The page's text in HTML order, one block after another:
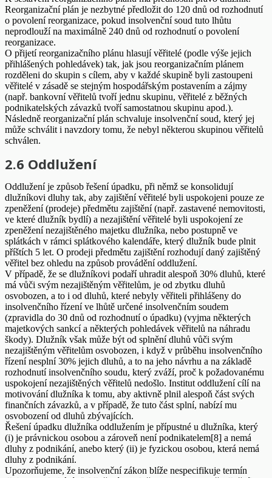
Reorganizační plán je nezbytné předložit do 120 dnů od rozhodnutí
o povolení reorganizace, pokud insolvenční soud tuto lhůtu
neprodlouží na maximálně 240 dnů od rozhodnutí o povolení
reorganizace.
O přijetí reorganizačního plánu hlasují věřitelé (podle výše jejich
přihlášených pohledávek) tak, jak jsou reorganizačním plánem
rozděleni do skupin s cílem, aby v každé skupině byli zastoupeni
věřitelé v zásadě se stejným hospodářským postavením a zájmy
(např. bankovní věřitelů tvoří jednu skupinu, věřitelé z běžných
podnikatelských závazků tvoří samostatnou skupinu apod.).
Následně reorganizační plán schvaluje insolvenční soud, který jej
může schválit i navzdory tomu, že nebyl některou skupinou věřitelů
schválen.
2.6 Oddlužení
Oddlužení je způsob řešení úpadku, při němž se konsolidují
dlužníkovi dluhy tak, aby zajištění věřitelé byli uspokojeni pouze ze
zpeněžení (prodeje) předmětu zajištění (např. zastavené nemovitosti,
ve které dlužník bydlí) a nezajištění věřitelé byli uspokojení ze
zpeněžení nezajištěného majetku dlužníka, nebo postupně ve
splátkách v rámci splátkového kalendáře, který dlužník bude plnit
příštích 5 let. O prodeji předmětu zajištění rozhodují daný zajištěný
věřitel bez ohledu na způsob provádění oddlužení.
V případě, že se dlužníkovi podaří uhradit alespoň 30% dluhů, které
má vůči svým nezajištěným věřitelům, je od zbytku dluhů
osvobozen, a to i od dluhů, které nebyly věřiteli přihlášeny do
insolvenčního řízení ve lhůtě určené insolvenčním soudem
(zpravidla do 30 dnů od rozhodnutí o úpadku) (vyjma některých
majetkových sankcí a některých pohledávek věřitelů na náhradu
škody). Dlužník však může být od splnění dluhů vůči svým
nezajištěným věřitelům osvobozen, i když v průběhu insolvenčního
řízení nesplní 30% jejich dluhů, a to na jeho návrhu a na základě
rozhodnutí insolvenčního soudu, který zváží, proč k požadovanému
uspokojení nezajištěných věřitelů nedošlo. Institut oddlužení cílí na
motivování dlužníka k tomu, aby aktivně plnil alespoň část svých
finančních závazků, a v případě, že tuto část splní, nabízí mu
osvobození od dluhů zbývajících.
Řešení úpadku dlužníka oddlužením je přípustné u dlužníka, který
(i) je právnickou osobou a zároveň není podnikatelem[8] a nemá
dluhy z podnikání, anebo který (ii) je fyzickou osobou, která nemá
dluhy z podnikání.
Upozorňujeme, že insolvenční zákon blíže nespecifikuje termín